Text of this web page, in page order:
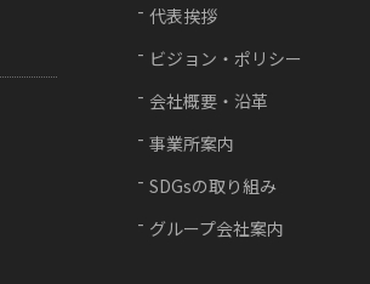
代表挨拶
ビジョン・ポリシー
会社概要・沿革
事業所案内
SDGsの取り組み
グループ会社案内